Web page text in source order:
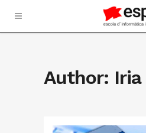
Author: Iria